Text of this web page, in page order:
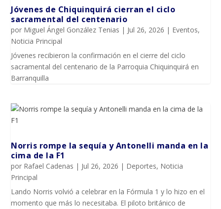
Jóvenes de Chiquinquirá cierran el ciclo
sacramental del centenario
por Miguel Ángel González Tenias | Jul 26, 2026 | Eventos,
Noticia Principal
Jóvenes recibieron la confirmación en el cierre del ciclo
sacramental del centenario de la Parroquia Chiquinquirá en
Barranquilla
Norris rompe la sequía y Antonelli manda en la
cima de la F1
por Rafael Cadenas | Jul 26, 2026 | Deportes, Noticia
Principal
Lando Norris volvió a celebrar en la Fórmula 1 y lo hizo en el
momento que más lo necesitaba. El piloto británico de